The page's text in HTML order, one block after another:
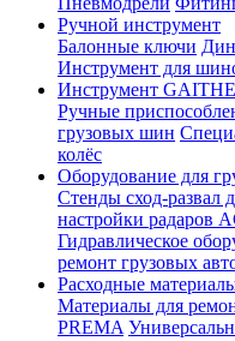
Ручной инструмент
Балонные ключи
Инструмент для
Инструмент
Ручные
грузовых шин
колёс
Оборудование для
Стенды сход-развал
настройки радаров
Гидравлическое
ремонт грузовых
Расходные
Материалы для
PREMA